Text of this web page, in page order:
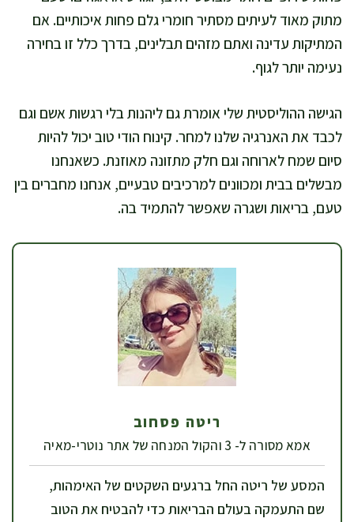
מתוק מאוד לעיתים מסתיר חומרי גלם פחות איכותיים. אם
המתיקות עדינה ואתם מזהים תבלינים, בדרך כלל זו בחירה
נעימה יותר לגוף.
הגישה ההוליסטית שלי אומרת גם ליהנות בלי רגשות אשם וגם
לכבד את האנרגיה שלנו למחר. קינוח הודי טוב יכול להיות
סיום שמח לארוחה וגם חלק מתזונה מאוזנת. כשאנחנו
מבשלים בבית ומכוונים למרכיבים טבעיים, אנחנו מחברים בין
טעם, בריאות ושגרה שאפשר להתמיד בה.
ריטה פסחוב
אמא מסורה ל- 3 והקול המנחה של אתר נוטרי-מאיה
המסע של ריטה החל ברגעים השקטים של האימהות,
שם התעמקה בעולם הבריאות כדי להבטיח את הטוב